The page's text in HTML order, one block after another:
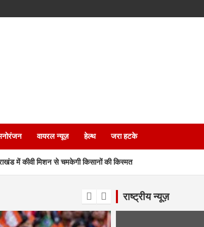
वायरल न्यूज़ हेल्थ जरा हटके
में कीवी मिशन से चमकेगी किसानों की किस्मत
कर्मचारियों के भविष्य पर हाईकोर्ट में सुनवाई
राष्ट्रीय न्यूज़